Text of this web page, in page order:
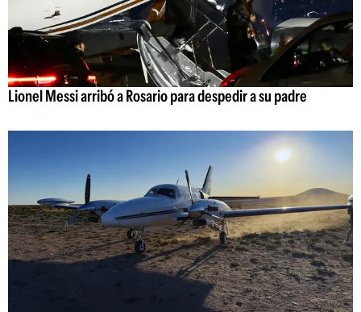
Lionel Messi arribó a Rosario para despedir a su padre